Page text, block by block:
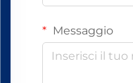
Messaggio